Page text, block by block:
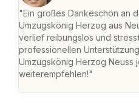
"Ein großes Dankeschön an
Umzugskönig Herzog aus
verlief reibungslos und
professionellen
Umzugskönig Herzog Neuss
weiterempfehlen!"